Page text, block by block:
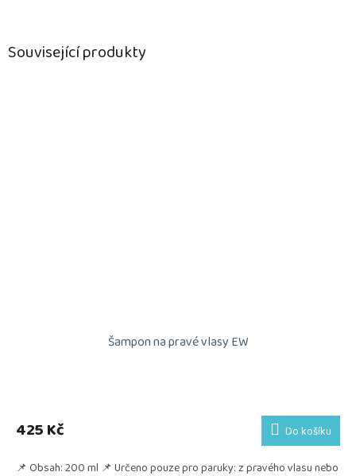
Související produkty
Šampon na pravé vlasy EW
425 Kč Do košíku
📌 Obsah: 200 ml 📌 Určeno pouze pro paruky: z pravého vlasu nebo